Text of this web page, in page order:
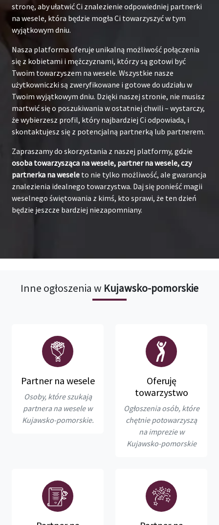
stronę, aby ułatwić Ci znalezienie odpowiedniej partnerki
na wesele, która będzie mogła Ci towarzyszyć w tym
wyjątkowym dniu.
Nasza platforma oferuje unikalną możliwość połączenia
się z kobietami i mężczyznami, którzy są gotowi być
Twoim towarzyszem na wesele. Wszystkie nasze
użytkowniczki są zweryfikowane i gotowe do udziału w
Twoim wyjątkowym dniu. Dzięki naszej stronie, nie musisz
martwić się o poszukiwania w ostatniej chwili – wystarczy,
że wybierzesz profil, który najbardziej Ci odpowiada, i
skontaktujesz się z potencjalną partnerką lub partnerem.
Zapraszamy do skorzystania z naszej platformy, gdzie
osoba towarzysząca na wesele, partner na wesele, czy
partnerka na wesele to nie tylko możliwość, ale gwarancja
znalezienia idealnego towarzystwa. Daj się ponieść magii
weselnego świętowania z kimś, kto sprawi, że ten dzień
będzie jeszcze bardziej niezapomniany.
Inne ogłoszenia w Kujawsko-pomorskie
Partner na wesele
Osoby, które szukają
partnera na wesele w
Kujawsko-pomorskie.
Oferuję
towarzystwo
Ogłoszenia osób, które
chętnie potowarzyszą
na imprezie w
Kujawsko-pomorskie